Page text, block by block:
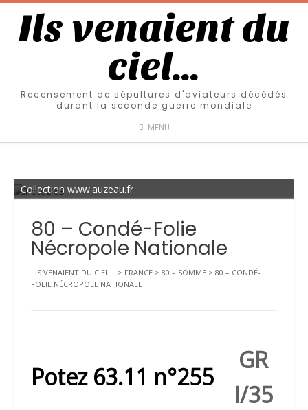
Ils venaient du
ciel…
Recensement de sépultures d'aviateurs décédés
durant la seconde guerre mondiale
MENU
Collection www.auzeau.fr
80 – Condé-Folie
Nécropole Nationale
ILS VENAIENT DU CIEL... > FRANCE > 80 – SOMME > 80 – CONDÉ-
FOLIE NÉCROPOLE NATIONALE
Potez 63.11 n°255
GR
I/35